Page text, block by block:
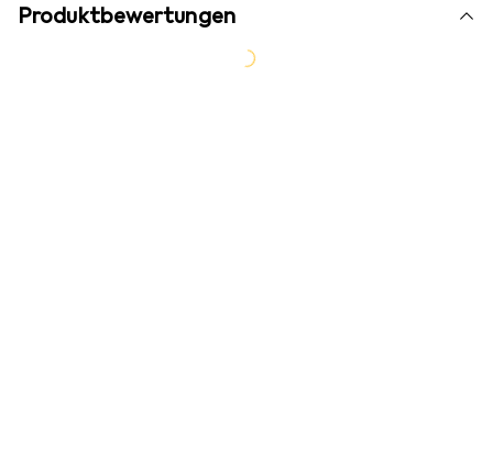
Produktbewertungen